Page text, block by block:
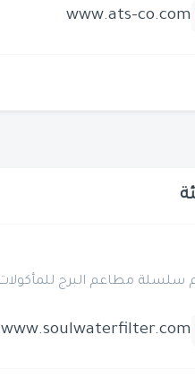
www.ats-co.com
www.soulwaterfilter.com